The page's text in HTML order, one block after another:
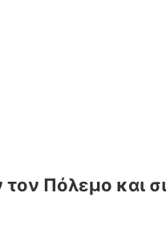
τον Πόλεμο και